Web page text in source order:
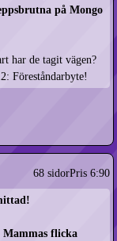
på Mongo
har de tagit vägen?
Föreståndarbyte!
68 sidorPris 6:90
Mammas flicka